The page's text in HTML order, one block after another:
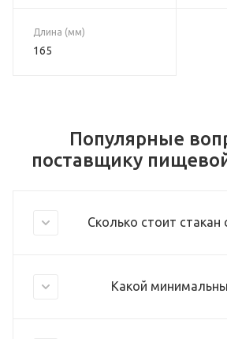
Длина (мм)
165
Популярные
поставщику
Сколько стоит стакан
Какой